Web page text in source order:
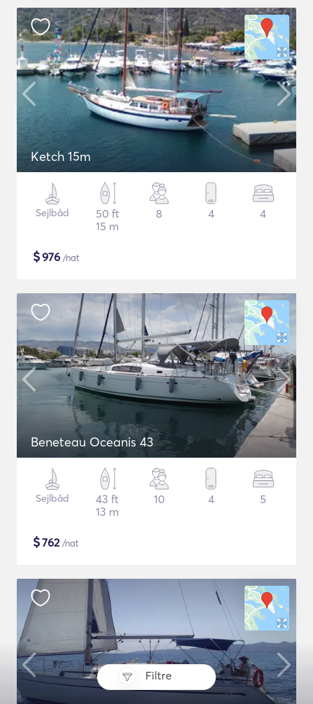
Filtre
Ketch 15m
Sejlbåd
50 ft
15 m
8 4 4
$976 /nat
Beneteau Oceanis 43
Sejlbåd
43 ft
13 m
10 4 5
$762/nat